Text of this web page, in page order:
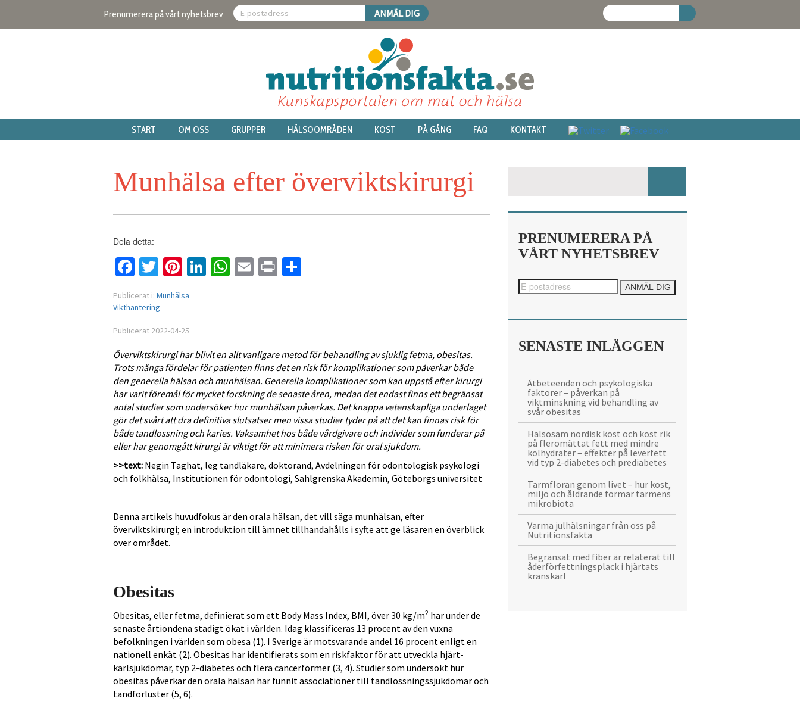
Prenumerera på vårt nyhetsbrev
START OM OSS GRUPPER HÄLSOOMRÅDEN KOST PÅ GÅNG FAQ KONTAKT
Munhälsa efter överviktskirurgi
Dela detta:
Facebook
Twitter
Pinterest
LinkedIn
WhatsApp
Email
Print
Publicerat i: Munhälsa
Vikthantering
Publicerat 2022-04-25
Överviktskirurgi har blivit en allt vanligare metod för behandling av sjuklig fetma, obesitas.
Trots många fördelar för patienten finns det en risk för komplikationer som påverkar både
den generella hälsan och munhälsan. Generella komplikationer som kan uppstå efter kirurgi
har varit föremål för mycket forskning de senaste åren, medan det endast finns ett begränsat
antal studier som undersöker hur munhälsan påverkas. Det knappa vetenskapliga underlaget
gör det svårt att dra definitiva slutsatser men vissa studier tyder på att det kan finnas risk för
både tandlossning och karies. Vaksamhet hos både vårdgivare och individer som funderar på
eller har genomgått kirurgi är viktigt för att minimera risken för oral sjukdom.
>>text: Negin Taghat, leg tandläkare, doktorand, Avdelningen för odontologisk psykologi
och folkhälsa, Institutionen för odontologi, Sahlgrenska Akademin, Göteborgs universitet
Denna artikels huvudfokus är den orala hälsan, det vill säga munhälsan, efter
överviktskirurgi; en introduktion till ämnet tillhandahålls i syfte att ge läsaren en överblick
över området.
Obesitas
Obesitas, eller fetma, definierat som ett Body Mass Index, BMI, över 30 kg/m2 har under de
senaste årtiondena stadigt ökat i världen. Idag klassificeras 13 procent av den vuxna
befolkningen i världen som obesa (1). I Sverige är motsvarande andel 16 procent enligt en
nationell enkät (2). Obesitas har identifierats som en riskfaktor för att utveckla hjärt-
kärlsjukdomar, typ 2-diabetes och flera cancerformer (3, 4). Studier som undersökt hur
obesitas påverkar den orala hälsan har funnit associationer till tandlossningssjukdomar och
tandförluster (5, 6).
PRENUMERERA PÅ
VÅRT NYHETSBREV
SENASTE INLÄGGEN
Ätbeteenden och psykologiska
faktorer – påverkan på
viktminskning vid behandling av
svår obesitas
Hälsosam nordisk kost och kost rik
på fleromättat fett med mindre
kolhydrater – effekter på leverfett
vid typ 2-diabetes och prediabetes
Tarmfloran genom livet – hur kost,
miljö och åldrande formar tarmens
mikrobiota
Varma julhälsningar från oss på
Nutritionsfakta
Begränsat med fiber är relaterat till
åderförfettningsplack i hjärtats
kranskärl